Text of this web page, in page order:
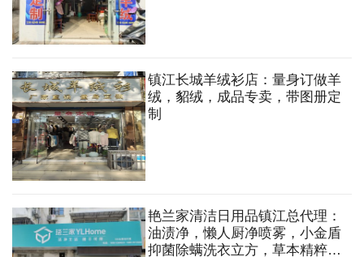
镇江长城羊绒衫店：量身订做羊
绒，貂绒，成品专卖，带图册定
制
艳兰家清洁日用品镇江总代理：
油渍净，懒人厨净喷雾，小金盾
抑菌除螨洗衣立方，草本精粹内